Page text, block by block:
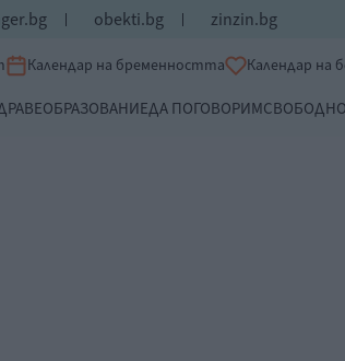
obekti.bg zinzin.bg
Календар на бременността Календар на
ОБРАЗОВАНИЕДА ПОГОВОРИМ